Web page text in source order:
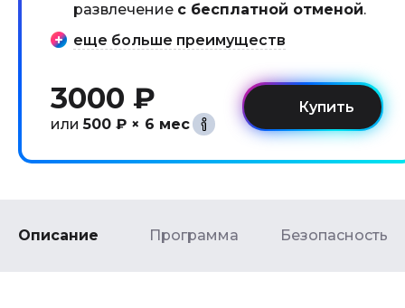
развлечение с бесплатной отменой.
еще больше преимуществ
3000 ₽
или500 ₽ × 6 мес
Описание Программа Безопасность